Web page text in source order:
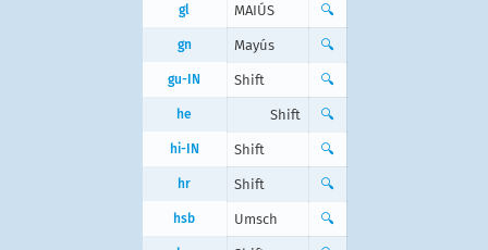
gl MAIÚS 🔍
gn Mayús 🔍
gu-IN Shift 🔍
he Shift 🔍
hi-IN Shift 🔍
hr Shift 🔍
hsb Umsch 🔍